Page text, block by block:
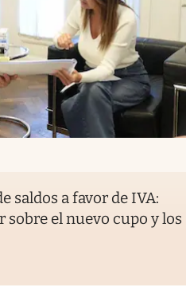
saldos a favor de IVA:
sobre el nuevo cupo y los